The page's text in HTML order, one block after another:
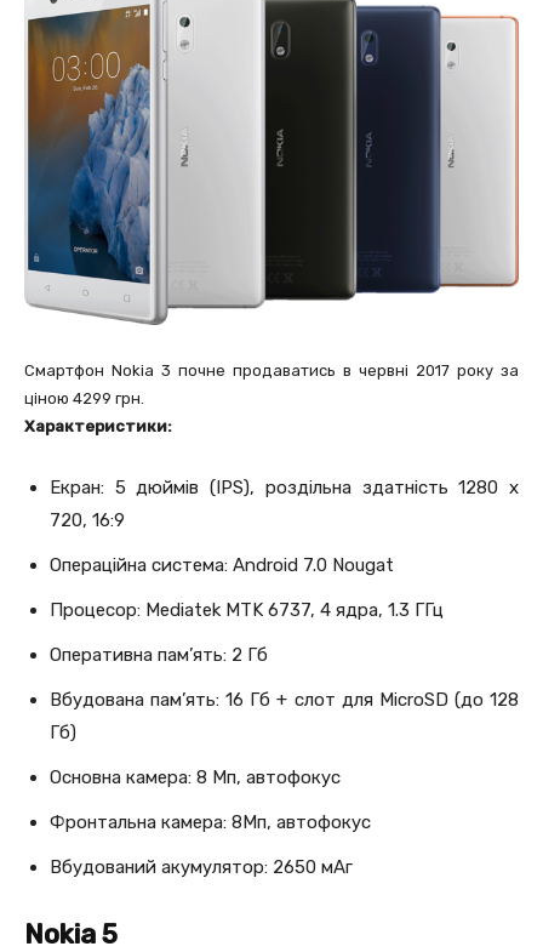
Смартфон Nokia 3 почне продаватись в червні 2017 року за
ціною 4299 грн.
Характеристики:
Екран: 5 дюймів (IPS), роздільна здатність 1280 x
720, 16:9
Операційна система: Android 7.0 Nougat
Процесор: Mediatek MTK 6737, 4 ядра, 1.3 ГГц
Оперативна пам’ять: 2 Гб
Вбудована пам’ять: 16 Гб + слот для MicroSD (до 128
Гб)
Основна камера: 8 Мп, автофокус
Фронтальна камера: 8Мп, автофокус
Вбудований акумулятор: 2650 мАг
Nokia 5